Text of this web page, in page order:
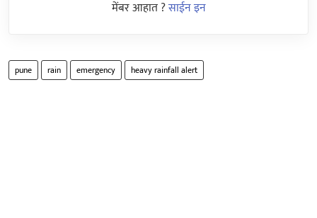
मेंबर आहात ?साईन इन
pune rain emergency heavy rainfall alert